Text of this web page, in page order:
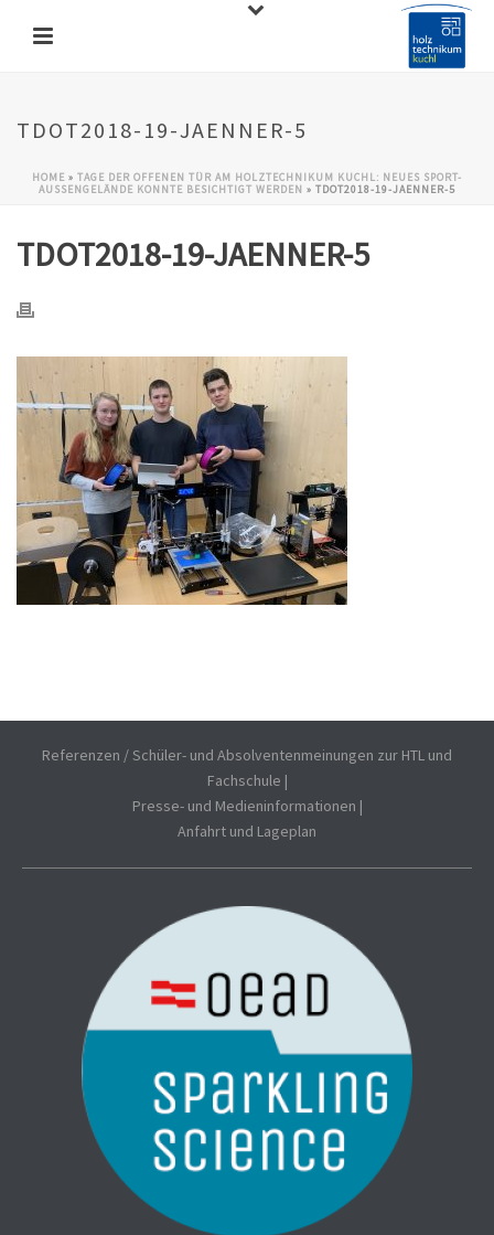
TDOT2018-19-JAENNER-5
HOME » TAGE DER OFFENEN TÜR AM HOLZTECHNIKUM KUCHL: NEUES SPORT-
AUSSENGELÄNDE KONNTE BESICHTIGT WERDEN
» TDOT2018-19-JAENNER-5
TDOT2018-19-JAENNER-5
Referenzen / Schüler- und Absolventenmeinungen zur HTL und
Fachschule |
Presse- und Medieninformationen |
Anfahrt und Lageplan